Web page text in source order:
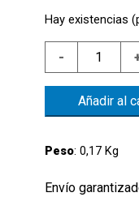
Hay existencias
-
+/-5'C
CONEX.
G1/
cantidad
Añadir al
Peso: 0,17 Kg
Envío